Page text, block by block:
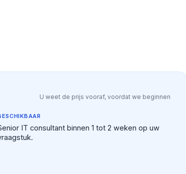
U weet de prijs vooraf, voordat we beginnen
IT consultant binnen 1 tot 2 weken op uw